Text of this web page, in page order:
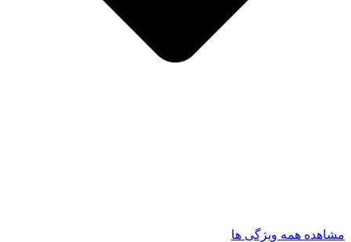
مشاهده همه ویژگی ها